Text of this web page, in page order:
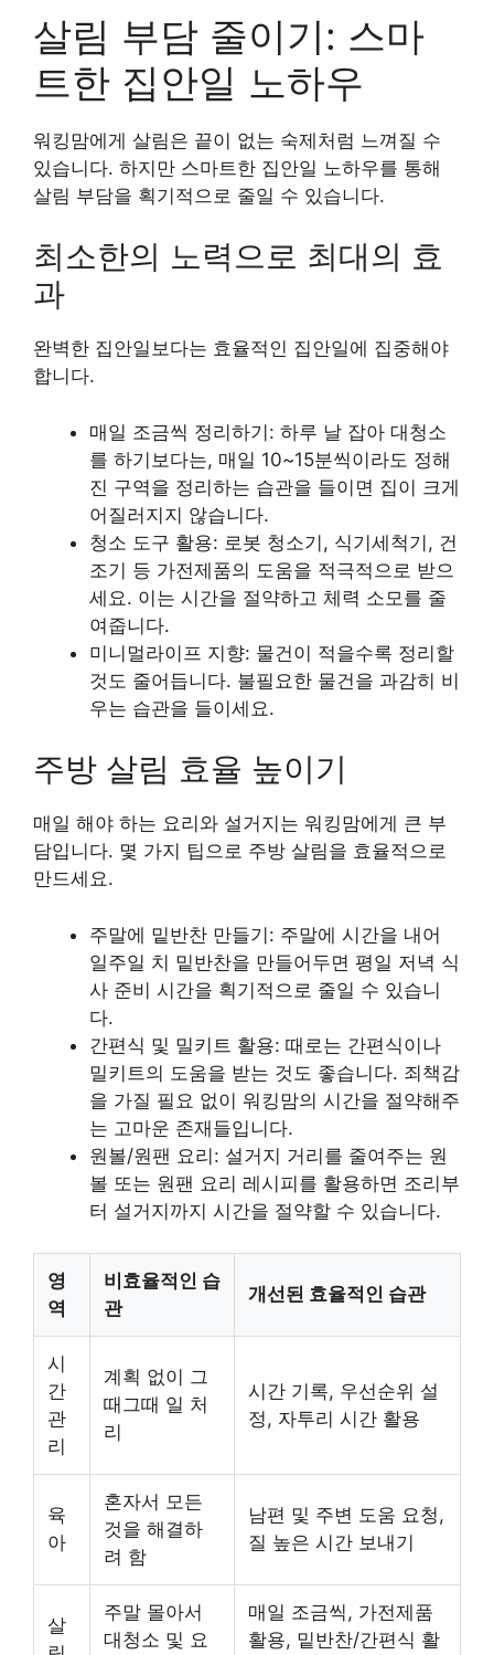
살림 부담 줄이기: 스마
트한 집안일 노하우
워킹맘에게 살림은 끝이 없는 숙제처럼 느껴질 수
있습니다. 하지만 스마트한 집안일 노하우를 통해
살림 부담을 획기적으로 줄일 수 있습니다.
최소한의 노력으로 최대의 효
과
완벽한 집안일보다는 효율적인 집안일에 집중해야
합니다.
매일 조금씩 정리하기: 하루 날 잡아 대청소
를 하기보다는, 매일 10~15분씩이라도 정해
진 구역을 정리하는 습관을 들이면 집이 크게
어질러지지 않습니다.
청소 도구 활용: 로봇 청소기, 식기세척기, 건
조기 등 가전제품의 도움을 적극적으로 받으
세요. 이는 시간을 절약하고 체력 소모를 줄
여줍니다.
미니멀라이프 지향: 물건이 적을수록 정리할
것도 줄어듭니다. 불필요한 물건을 과감히 비
우는 습관을 들이세요.
주방 살림 효율 높이기
매일 해야 하는 요리와 설거지는 워킹맘에게 큰 부
담입니다. 몇 가지 팁으로 주방 살림을 효율적으로
만드세요.
주말에 밑반찬 만들기: 주말에 시간을 내어
일주일 치 밑반찬을 만들어두면 평일 저녁 식
사 준비 시간을 획기적으로 줄일 수 있습니
다.
간편식 및 밀키트 활용: 때로는 간편식이나
밀키트의 도움을 받는 것도 좋습니다. 죄책감
을 가질 필요 없이 워킹맘의 시간을 절약해주
는 고마운 존재들입니다.
원볼/원팬 요리: 설거지 거리를 줄여주는 원
볼 또는 원팬 요리 레시피를 활용하면 조리부
터 설거지까지 시간을 절약할 수 있습니다.
영
역
비효율적인 습
관
개선된 효율적인 습관
시
간
관
리
계획 없이 그
때그때 일 처
리
시간 기록, 우선순위 설
정, 자투리 시간 활용
육
아
혼자서 모든
것을 해결하
려 함
남편 및 주변 도움 요청,
질 높은 시간 보내기
살
주말 몰아서
대청소 및 요
매일 조금씩, 가전제품
활용, 밑반찬/간편식 활